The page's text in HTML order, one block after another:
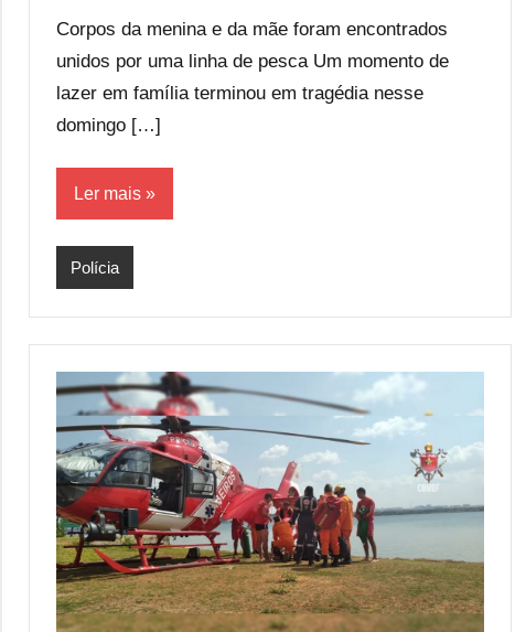
Corpos da menina e da mãe foram encontrados
unidos por uma linha de pesca Um momento de
lazer em família terminou em tragédia nesse
domingo […]
Ler mais
Polícia